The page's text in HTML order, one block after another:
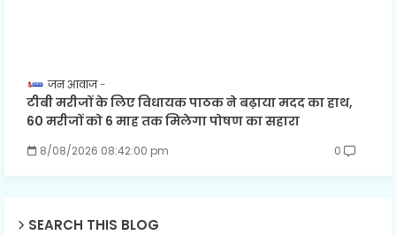
जन आवाज
टीबी मरीजों के लिए विधायक पाठक ने बढ़ाया मदद का हाथ,
60 मरीजों को 6 माह तक मिलेगा पोषण का सहारा
8/08/2026 08:42:00 pm 0
SEARCH THIS BLOG